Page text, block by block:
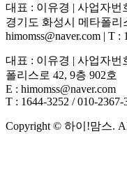
대표 : 이유경 | 사업자번
경기도 화성시 메타폴리
himomss@naver.com | T :
대표 : 이유경 | 사업자번
폴리스로 42, 9층 902호
E : himomss@naver.com
T : 1644-3252 / 010-2367-
Copyright © 하이!맘스.